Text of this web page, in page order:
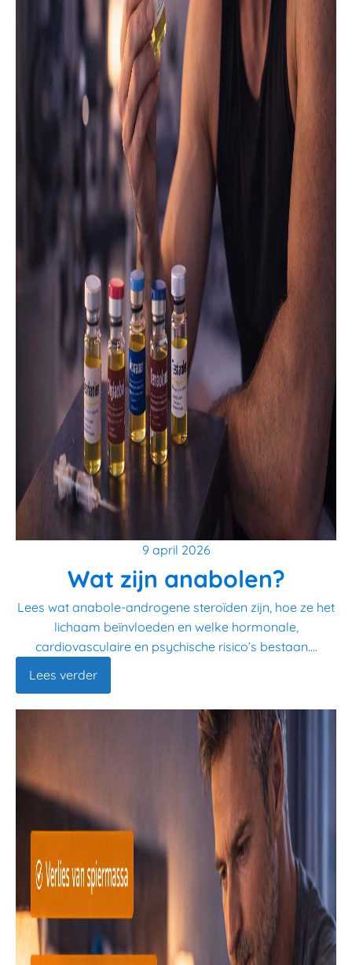
9 april 2026
Wat zijn anabolen?
Lees wat anabole-androgene steroïden zijn, hoe ze het
lichaam beïnvloeden en welke hormonale,
cardiovasculaire en psychische risico’s bestaan....
Lees verder